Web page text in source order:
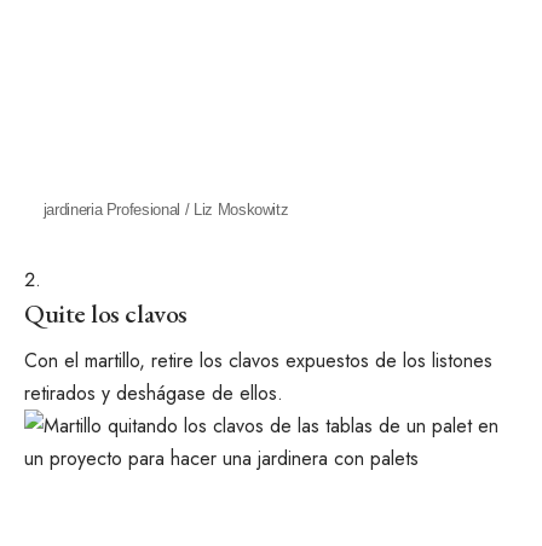
jardineria Profesional / Liz Moskowitz
Quite los clavos
Con el martillo, retire los clavos expuestos de los listones
retirados y deshágase de ellos.